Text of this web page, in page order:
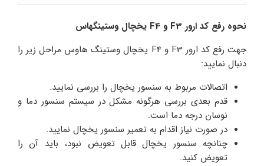
نحوه رفع کد ارور F3 و F4 یخچال وستینگهاس
جهت رفع کد ارور F3 و F4 یخچال وستینگ هاوس مراحل زیر را
دنبال نمایید:
اتصالات مربوط به سنسور یخچال را بررسی نمایید.
قدم بعدی بررسی هرگونه مشکل در سیستم سنسور دما و
نوسان درجه دما است.
در صورت نیاز اقدام به تعمیر سنسور یخچال نمایید.
چنانچه سنسور یخچال قابل تعویض نبود، باید آن را
تعویض کنید.